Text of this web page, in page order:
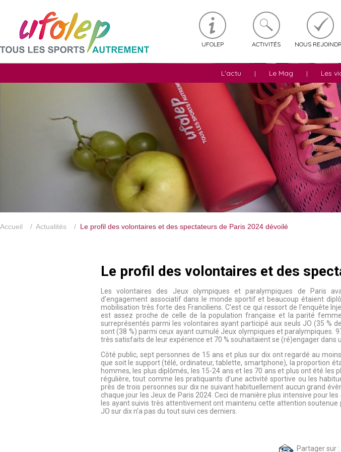
UFOLEP ACTIVITÉS NOUS
L'actu Le Mag Les
Accueil / Actualités / Le profil des volontaires et des spectateurs de Paris 2024 dévoilé
Le profil des volontaires et des
Les volontaires des Jeux olympiques et paralympiques de Paris
d’engagement associatif dans le monde sportif et beaucoup étaient
mobilisation très forte des Franciliens. C’est ce qui ressort de l’enquête
est assez proche de celle de la population française et la parité
surreprésentés parmi les volontaires ayant participé aux seuls JO (35 %
sont (38 %) parmi ceux ayant cumulé Jeux olympiques et paralympiques.
très satisfaits de leur expérience et 70 % souhaitaient se (ré)engager dans
Côté public, sept personnes de 15 ans et plus sur dix ont regardé au
que soit le support (télé, ordinateur, tablette, smartphone), la proportion
hommes, les plus diplômés, les 15-24 ans et les 70 ans et plus ont été les
régulière, tout comme les pratiquants d’une activité sportive ou les
près de trois personnes sur dix ne suivant habituellement aucun grand
chaque jour les Jeux de Paris 2024. Ceci de manière plus intensive pour
les ayant suivis très attentivement ont maintenu cette attention soutenue
JO sur dix n’a pas du tout suivi ces derniers.
Partager sur :